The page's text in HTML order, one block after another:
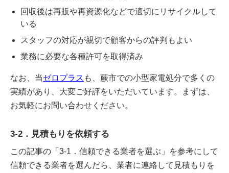
回収後は再販や再資源化などで適切にリサイクルして
いる
スタッフの対応が親切で顧客からの評判もよい
業務に必要な各種許可を取得済み
なお、当ゼロプラス も、蕨市での小型家電処分で多くの
実績があり、大変ご好評をいただいています。まずは、
お気軽にお問い合わせください。
3-2．見積もりを依頼する
この記事の「3-1．信頼できる業者を選ぶ」を参考にして
信頼できる業者を選んだら、業者に連絡して見積もりを